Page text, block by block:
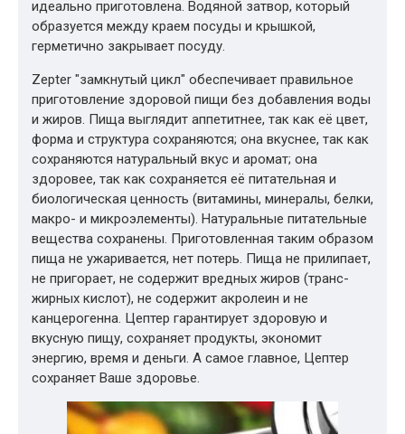
идеально приготовлена. Водяной затвор, который
образуется между краем посуды и крышкой,
герметично закрывает посуду.
Zepter "замкнутый цикл" обеспечивает правильное
приготовление здоровой пищи без добавления воды
и жиров. Пища выглядит аппетитнее, так как её цвет,
форма и структура сохраняются; она вкуснее, так как
сохраняются натуральный вкус и аромат; она
здоровее, так как сохраняется её питательная и
биологическая ценность (витамины, минералы, белки,
макро- и микроэлементы). Натуральные питательные
вещества сохранены. Приготовленная таким образом
пища не ужаривается, нет потерь. Пища не прилипает,
не пригорает, не содержит вредных жиров (транс-
жирных кислот), не содержит акролеин и не
канцерогенна. Цептер гарантирует здоровую и
вкусную пищу, сохраняет продукты, экономит
энергию, время и деньги. А самое главное, Цептер
сохраняет Ваше здоровье.